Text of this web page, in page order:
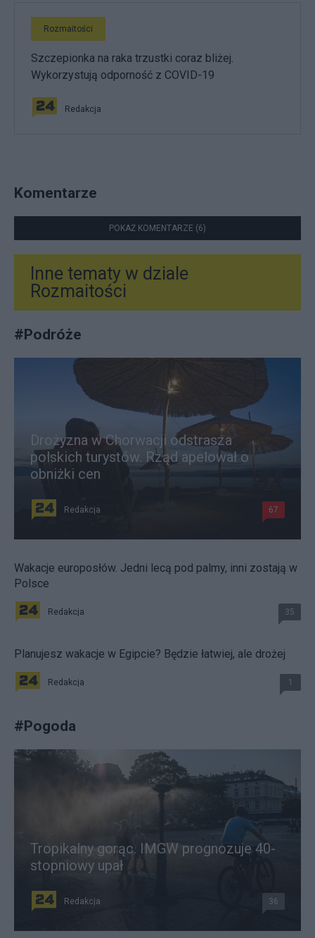
Rozmaitości
Szczepionka na raka trzustki coraz bliżej.
Wykorzystują odporność z COVID-19
Redakcja
Komentarze
POKAŻ KOMENTARZE (6)
Inne tematy w dziale
Rozmaitości
#Podróże
Drożyzna w Chorwacji odstrasza
polskich turystów. Rząd apelował o
obniżki cen
Redakcja 67
Wakacje europosłów. Jedni lecą pod palmy, inni zostają w
Polsce
Redakcja 35
Planujesz wakacje w Egipcie? Będzie łatwiej, ale drożej
Redakcja 1
#Pogoda
Tropikalny gorąc. IMGW prognozuje 40-
stopniowy upał
Redakcja 36